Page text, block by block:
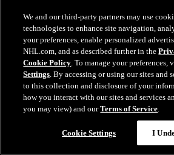
We and our third-party partners may use
technologies to enhance site navigation,
your preferences, enable personalized
NHL.com, and as described further in the
Cookie Policy. To manage your preferences,
Settings. By accessing or using our sites and
to this collection and disclosure of your
how you interact with our sites and services
you may view) and ourTerms of Service.
Cookie Settings I